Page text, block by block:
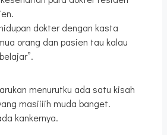
dokter dengan kasta
orang dan pasien tau kalau
menurutku ada satu kisah
masiiiih muda banget.
kankernya.